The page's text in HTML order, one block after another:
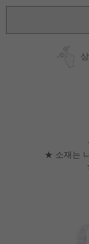
★ 소재는